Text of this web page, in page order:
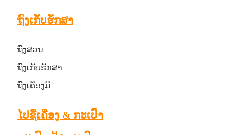
ຖົງເກັບຮັກສາ
ຖົງສວນ
ຖົງເກັບຮັກສາ
ຖົງເຄື່ອງມື
ໄປຊື້ເຄື່ອງ & ກະເປົ໋າ